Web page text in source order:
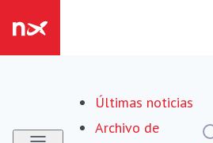
Últimas noticias
Archivo de